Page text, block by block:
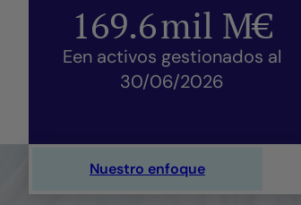
169.6mil M€
Een activos gestionados al
30/06/2026
Nuestro enfoque